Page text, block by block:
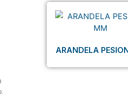
ARANDELA